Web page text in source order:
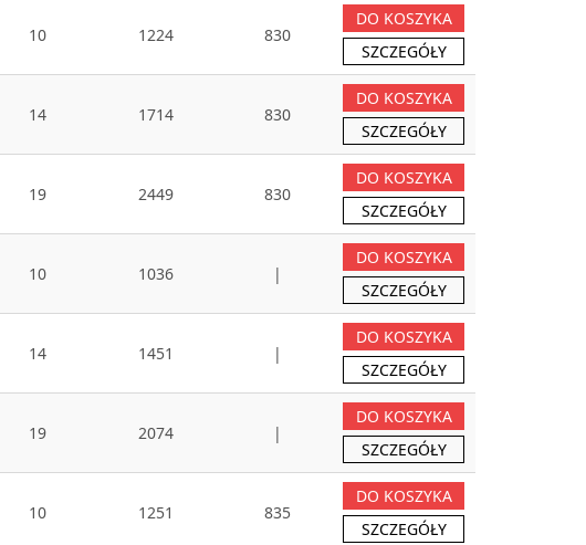
10 1224 830
DO KOSZYKA
SZCZEGÓŁY
14 1714 830
DO KOSZYKA
SZCZEGÓŁY
19 2449 830
DO KOSZYKA
SZCZEGÓŁY
10 1036 |
DO KOSZYKA
SZCZEGÓŁY
14 1451 |
DO KOSZYKA
SZCZEGÓŁY
19 2074 |
DO KOSZYKA
SZCZEGÓŁY
10 1251 835
DO KOSZYKA
SZCZEGÓŁY